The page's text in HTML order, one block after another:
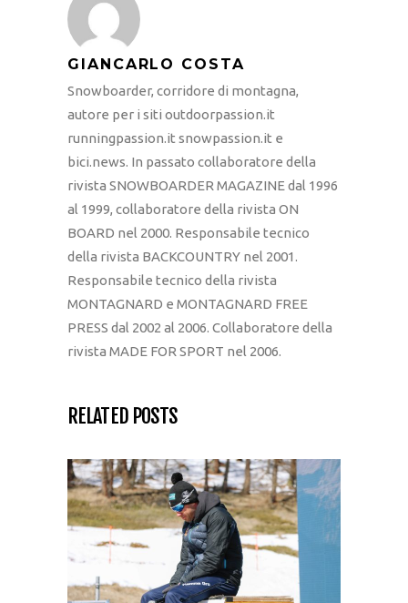
GIANCARLO COSTA
Snowboarder, corridore di montagna,
autore per i siti outdoorpassion.it
runningpassion.it snowpassion.it e
bici.news. In passato collaboratore della
rivista SNOWBOARDER MAGAZINE dal 1996
al 1999, collaboratore della rivista ON
BOARD nel 2000. Responsabile tecnico
della rivista BACKCOUNTRY nel 2001.
Responsabile tecnico della rivista
MONTAGNARD e MONTAGNARD FREE
PRESS dal 2002 al 2006. Collaboratore della
rivista MADE FOR SPORT nel 2006.
RELATED POSTS